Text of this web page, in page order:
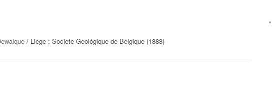
/ Liege : Societe Geológique de Belgique (1888)